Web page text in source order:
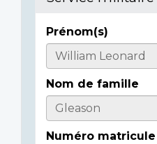
Casualty
Details
Prénom(s)
Nom de famille
Numéro matricule